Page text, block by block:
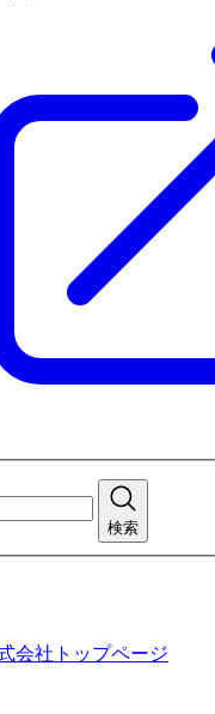
検索
会社トップページ